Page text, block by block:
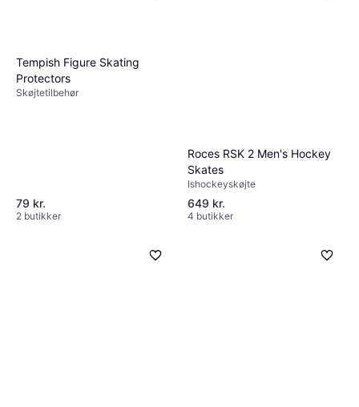
Tempish Figure Skating
Protectors
Skøjtetilbehør
79 kr.
2 butikker
Roces RSK 2 Men's Hockey
Skates
Ishockeyskøjte
649 kr.
4 butikker